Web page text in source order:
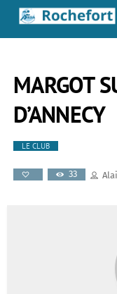
MARGOT
D’ANNECY
LE CLUB
33